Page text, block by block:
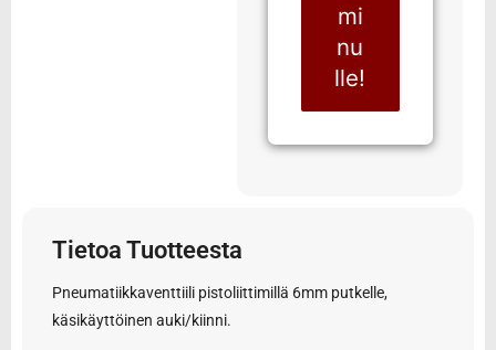
mi
nu
lle!
Tietoa Tuotteesta
Pneumatiikkaventtiili pistoliittimillä 6mm putkelle,
käsikäyttöinen auki/kiinni.